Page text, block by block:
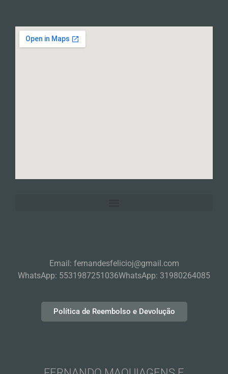
Email: fernandesfelicioj@gmail.com
WhatsApp: 5531987251036WhatsApp: 31980264085
Política de Reembolso e Devolução